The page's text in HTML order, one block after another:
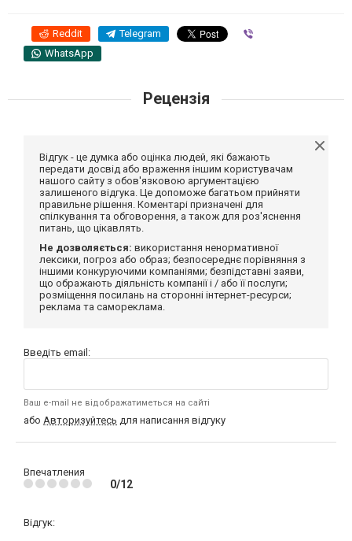
Reddit Telegram
WhatsApp
Рецензія
Відгук - це думка або оцінка людей, які бажають
передати досвід або враження іншим користувачам
нашого сайту з обов'язковою аргументацією
залишеного відгука. Це допоможе багатьом прийняти
правильне рішення. Коментарі призначені для
спілкування та обговорення, а також для роз'яснення
питань, що цікавлять.
Не дозволяється: використання ненормативної
лексики, погроз або образ; безпосереднє порівняння з
іншими конкуруючими компаніями; безпідставні заяви,
що ображають діяльність компанії і / або її послуги;
розміщення посилань на сторонні інтернет-ресурси;
реклама та самореклама.
Введіть email:
Ваш e-mail не відображатиметься на сайті
або Авторизуйтесь для написання відгуку
Впечатления
0/12
Відгук: